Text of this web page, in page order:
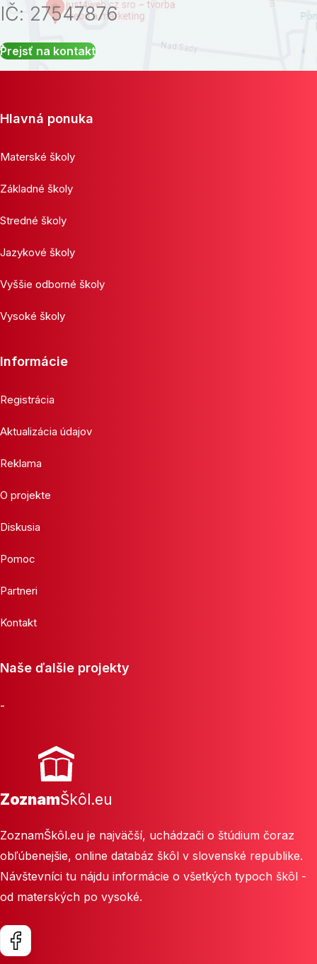
IČ: 27547876
Prejsť na kontakt
Hlavná ponuka
Materské školy
Základné školy
Stredné školy
Jazykové školy
Vyššie odborné školy
Vysoké školy
Informácie
Registrácia
Aktualizácia údajov
Reklama
O projekte
Diskusia
Pomoc
Partneri
Kontakt
Naše ďalšie projekty
-
ZoznamŠkôl.eu
ZoznamŠkôl.eu je najväčší, uchádzači o štúdium čoraz
obľúbenejšie, online databáz škôl v slovenské republike.
Návštevníci tu nájdu informácie o všetkých typoch škôl -
od materských po vysoké.